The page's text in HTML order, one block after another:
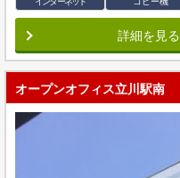
詳細を見る
オープンオフィス立川駅南